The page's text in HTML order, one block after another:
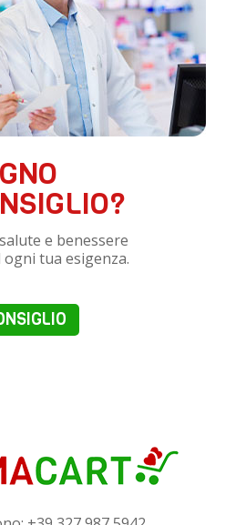
e benessere
tua esigenza.